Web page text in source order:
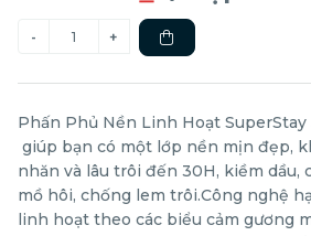
Phấn Phủ Nền Linh Hoạt
giúp bạn có một lớp nền mịn đẹp,
nhăn và lâu trôi đến 30H, kiềm dầu,
mồ hôi, chống lem trôi.Công nghệ
linh hoạt theo các biểu cảm gương